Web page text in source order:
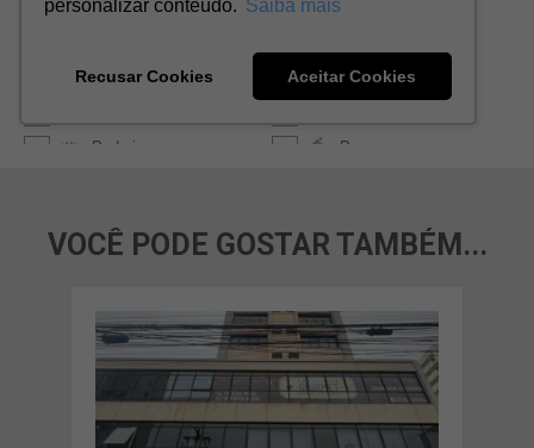
VOCÊ PODE GOSTAR TAMBÉM...